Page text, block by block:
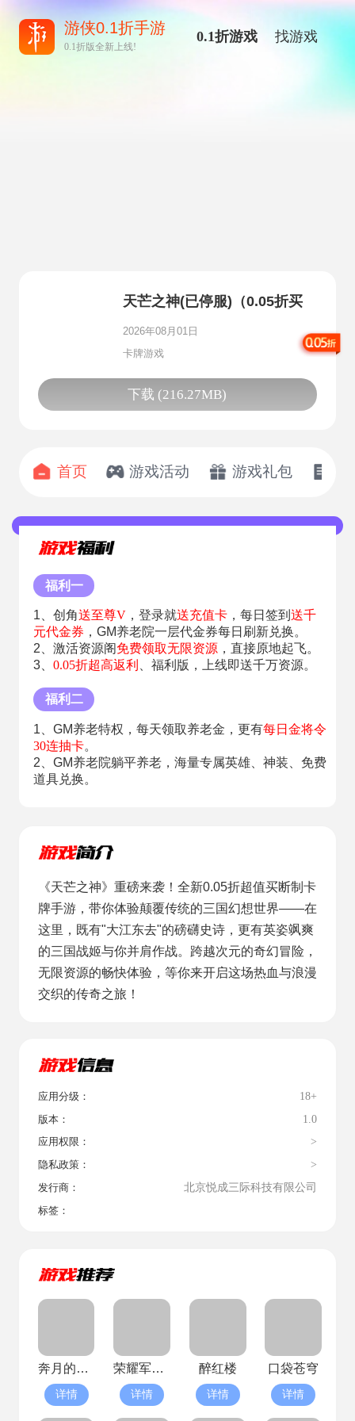
游侠0.1折手游
0.1折版全新上线!
0.1折游戏 找游戏
天芒之神(已停服)（0.05折买
断版）
2026年08月01日
卡牌游戏
下载 (216.27MB)
首页 游戏活动 游戏礼包
福利一
1、创角送至尊V，登录就送充值卡，每日签到 送千
元代金券 ，GM养老院一层代金券每日刷新兑换。
2、激活资源阁免费领取无限资源，直接原地起飞。
3、 0.05折超高返利 、福利版，上线即送千万资源。
福利二
1、GM养老特权，每天领取养老金，更有每日金将令
30连抽卡。
2、GM养老院躺平养老，海量专属英雄、神装、免费
道具兑换。
《天芒之神》重磅来袭！全新0.05折超值买断制卡
牌手游，带你体验颠覆传统的三国幻想世界——在
这里，既有"大江东去"的磅礴史诗，更有英姿飒爽
的三国战姬与你并肩作战。跨越次元的奇幻冒险，
无限资源的畅快体验，等你来开启这场热血与浪漫
交织的传奇之旅！
应用分级： 18+
版本： 1.0
应用权限： >
隐私政策： >
发行商： 北京悦成三际科技有限公司
标签：
奔月的糯米团
详情
荣耀军团(已停服)
详情
醉红楼
详情
口袋苍穹
详情